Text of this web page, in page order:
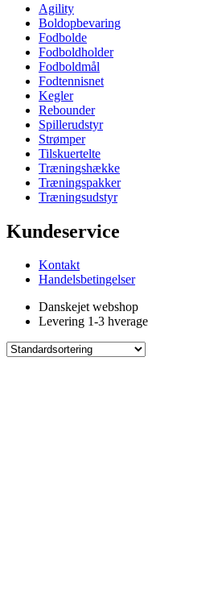
Agility
Boldopbevaring
Fodbolde
Fodboldholder
Fodboldmål
Fodtennisnet
Kegler
Rebounder
Spillerudstyr
Strømper
Tilskuertelte
Træningshække
Træningspakker
Træningsudstyr
Kundeservice
Kontakt
Handelsbetingelser
Danskejet webshop
Levering 1-3 hverage